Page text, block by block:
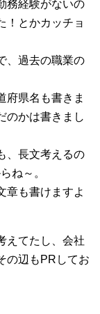
務経験がないの
！とかカッチョ
、過去の職業の
府県名も書きま
のかは書きまし
、長文考えるの
ね～。
章も書けますよ
えてたし、会社
の辺もPRしてお